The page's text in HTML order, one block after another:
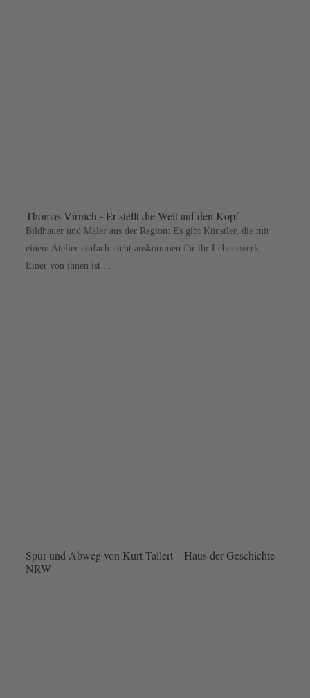
Thomas Virnich - Er stellt die Welt auf den Kopf
Bildhauer und Maler aus der Region: Es gibt Künstler, die mit
einem Atelier einfach nicht auskommen für ihr Lebenswerk.
Einer von ihnen ist ...
Spur und Abweg von Kurt Tallert – Haus der Geschichte
NRW